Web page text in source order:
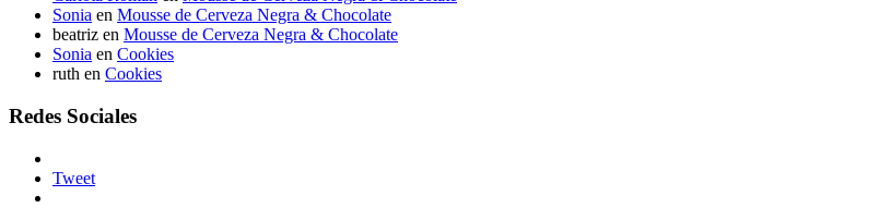
Sonia en Mousse de Cerveza Negra & Chocolate
beatriz en Mousse de Cerveza Negra & Chocolate
Sonia en Cookies
ruth en Cookies
Redes Sociales
Tweet